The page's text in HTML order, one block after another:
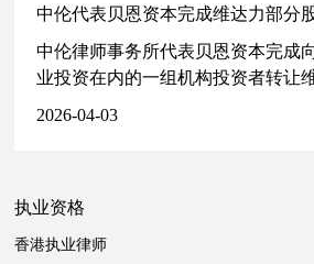
代表橡树资本管理处理处理其对顺丰控
（控股）有限公司和中国旅游集团中免
所上市的基石投资
国证券交易所以371亿泰铢（约10亿美
成立AI Dream（中国领先的品牌睡眠解
代表EQT Partners 及其投资组合公司
中伦代表贝恩资本完成维达力部分
中伦律师事务所代表贝恩资本完成
业投资在内的一组机构投资者转让
2026-04-03
执业资格
香港执业律师